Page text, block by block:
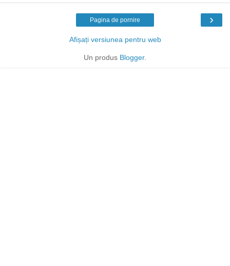
›
Pagina de pornire
Afișați versiunea pentru web
Un produs Blogger.